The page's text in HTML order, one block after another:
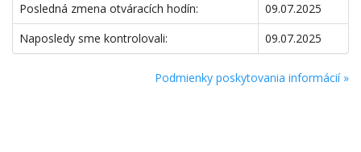
Posledná zmena otváracích hodín:
09.07.2025
Naposledy sme kontrolovali:
09.07.2025
Podmienky poskytovania informácií »